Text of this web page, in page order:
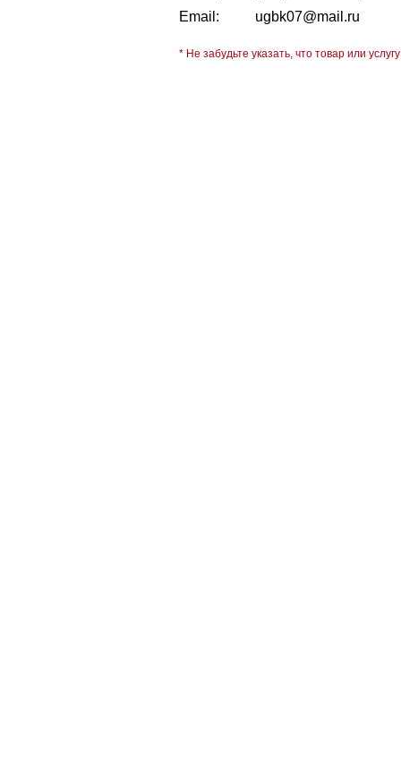
Email:
ugbk07@mail.ru
* Не забудьте указать, что товар или